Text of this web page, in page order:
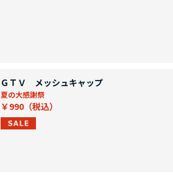
ＧＴＶ メッシュキャップ
夏の大感謝祭
￥990